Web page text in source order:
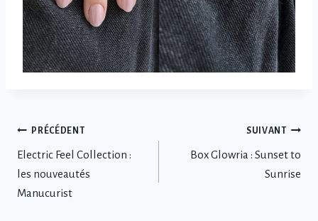
Navigation
de
l’article
PRÉCÉDENT
Electric Feel Collection :
les nouveautés
Manucurist
SUIVANT
Box Glowria : Sunset to
Sunrise